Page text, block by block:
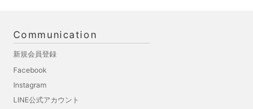
Communication
新規会員登録
Facebook
Instagram
LINE公式アカウント